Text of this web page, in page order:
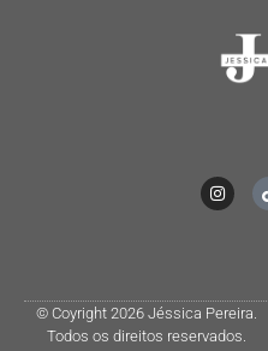
© Coyright 2026 Jéssica Pereira.
Todos os direitos reservados.